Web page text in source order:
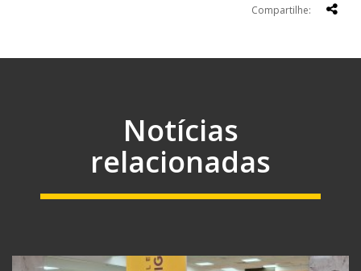
Compartilhe:
Notícias
relacionadas